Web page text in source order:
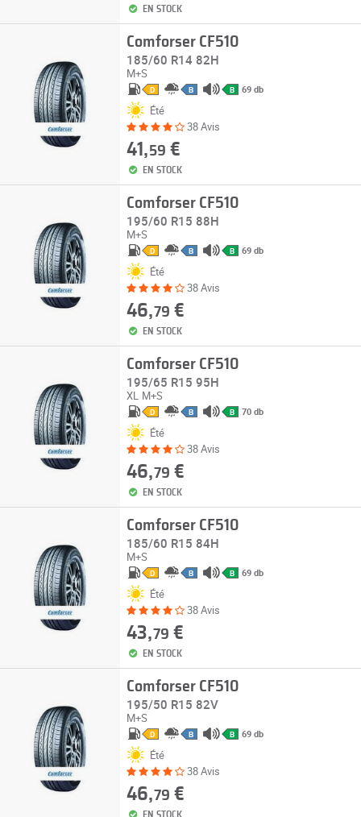
EN STOCK
Comforser CF510
185/60 R14 82H
M+S
D B B 69 db
Été
38 Avis
41,59 €
EN STOCK
Comforser CF510
195/60 R15 88H
M+S
D B B 69 db
Été
38 Avis
46,79 €
EN STOCK
Comforser CF510
195/65 R15 95H
XL M+S
D B B 70 db
Été
38 Avis
46,79 €
EN STOCK
Comforser CF510
185/60 R15 84H
M+S
D B B 69 db
Été
38 Avis
43,79 €
EN STOCK
Comforser CF510
195/50 R15 82V
M+S
D B B 69 db
Été
38 Avis
46,79 €
EN STOCK